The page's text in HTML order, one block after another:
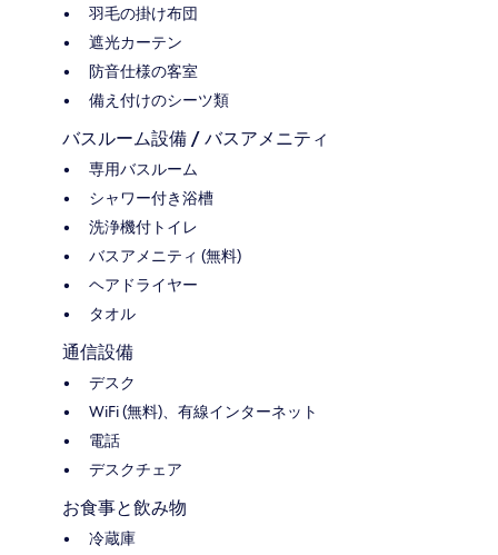
羽毛の掛け布団
遮光カーテン
防音仕様の客室
備え付けのシーツ類
バスルーム設備 / バスアメニティ
専用バスルーム
シャワー付き浴槽
洗浄機付トイレ
バスアメニティ (無料)
ヘアドライヤー
タオル
通信設備
デスク
WiFi (無料)、有線インターネット
電話
デスクチェア
お食事と飲み物
冷蔵庫